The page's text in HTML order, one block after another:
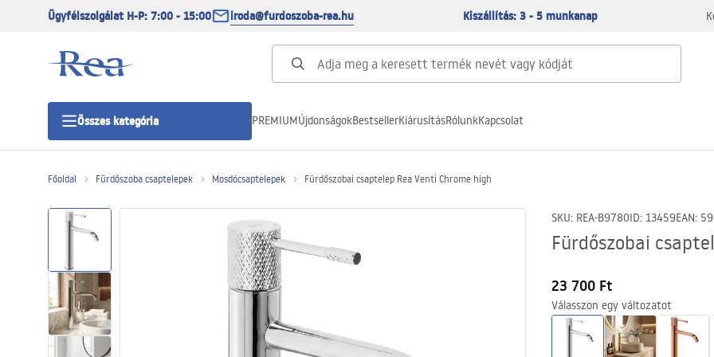
Ügyfélszolgálat H-P: 7:00 - 15:00 iroda@furdoszoba-rea.hu Kiszállítás: 3 - 5 munkanap
Összes kategória
Zuhanyajtó
Zuhanytálcák
Zuhanylefolyók
PREMIUMÚjdonságokBestsellerKiárusításRólunkKapcsolat
Főoldal Fürdőszoba csaptelepek Mosdócsaptelepek Fürdőszobai csaptelep Rea Venti Chrome high
SKU: REA-B9780ID: 13459EAN:
Fürdőszobai
23 700 Ft
Válasszon egy változatot